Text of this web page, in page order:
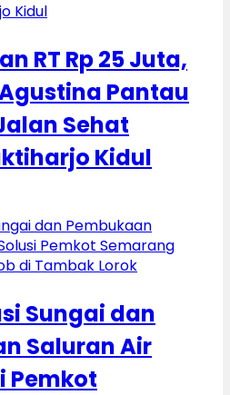
RT Rp 25 Juta,
Pantau
Sehat
Kidul
Sungai dan
Saluran Air
Pemkot